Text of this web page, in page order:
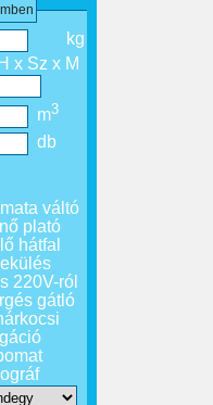
kg
x Sz x M
m3
db
váltó
plató
hátfal
220V-ról
gátló